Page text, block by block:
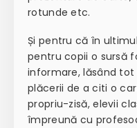
rotunde etc.
Și pentru că în
pentru copii o sursă
informare, lăsând
plăcerii de a citi o
propriu-zisă, elevii
împreună cu